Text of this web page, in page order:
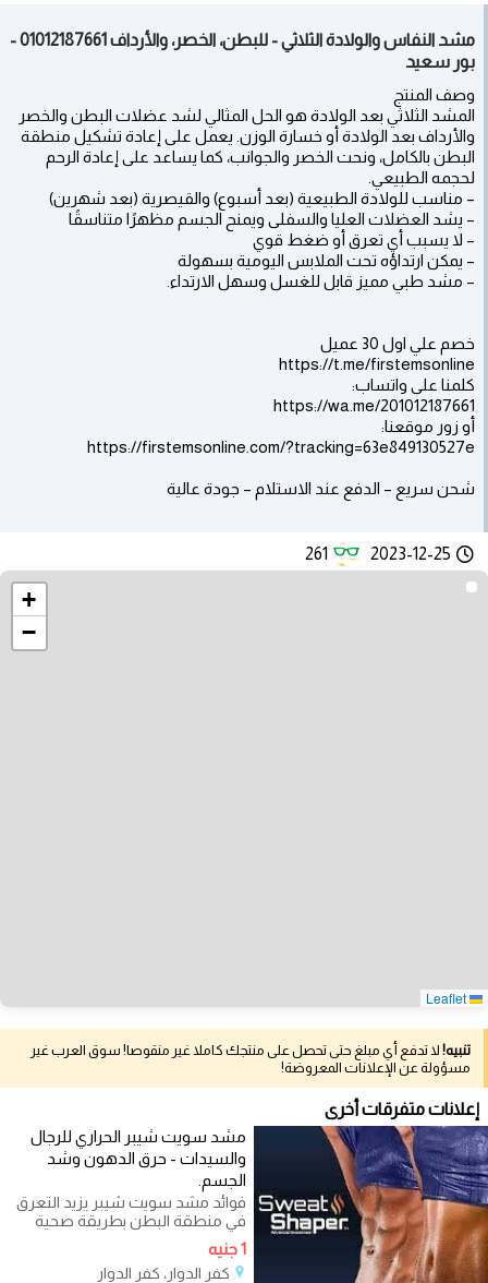
مشد النفاس والولادة الثلاثي - للبطن، الخصر، والأرداف 01012187661 -
بور سعيد
وصف المنتج
المشد الثلاثي بعد الولادة هو الحل المثالي لشد عضلات البطن والخصر
والأرداف بعد الولادة أو خسارة الوزن. يعمل على إعادة تشكيل منطقة
البطن بالكامل، ونحت الخصر والجوانب، كما يساعد على إعادة الرحم
لحجمه الطبيعي.
– مناسب للولادة الطبيعية (بعد أسبوع) والقيصرية (بعد شهرين)
– يشد العضلات العليا والسفلى ويمنح الجسم مظهرًا متناسقًا
– لا يسبب أي تعرق أو ضغط قوي
– يمكن ارتداؤه تحت الملابس اليومية بسهولة
– مشد طبي مميز قابل للغسل وسهل الارتداء.
خصم علي اول 30 عميل
https://t.me/firstemsonline
كلمنا على واتساب:
https://wa.me/201012187661
أو زور موقعنا:
https://firstemsonline.com/?tracking=63e849130527e
شحن سريع – الدفع عند الاستلام – جودة عالية
2023-12-25
261
+
−
تنبيه! لا تدفع أي مبلغ حتى تحصل على منتجك كاملا غير منقوصا! سوق العرب غير
مسؤولة عن الإعلانات المعروضة!
إعلانات متفرقات أخرى
مشد سويت شيبر الحراري للرجال
والسيدات - حرق الدهون وشد
الجسم.
فوائد مشد سويت شيبر يزيد التعرق
في منطقة البطن بطريقة صحية
يساعد على حرق الدهون وتسريع
النتائج
1 جنيه
كفر الدوار، كفر الدوار